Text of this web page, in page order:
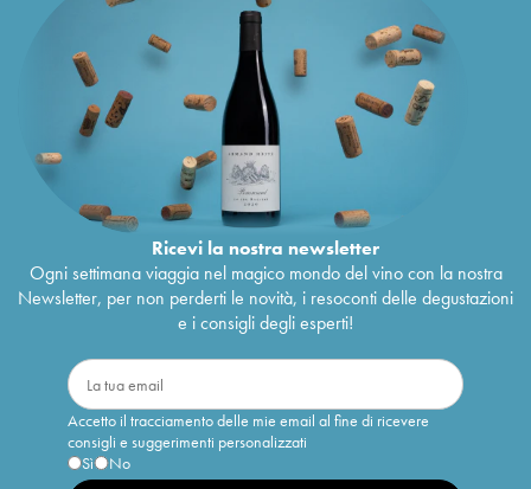
Ricevi la nostra newsletter
Ogni settimana viaggia nel magico mondo del vino con la nostra
Newsletter, per non perderti le novità, i resoconti delle degustazioni
e i consigli degli esperti!
Accetto il tracciamento delle mie email al fine di ricevere
consigli e suggerimenti personalizzati
Sì
No